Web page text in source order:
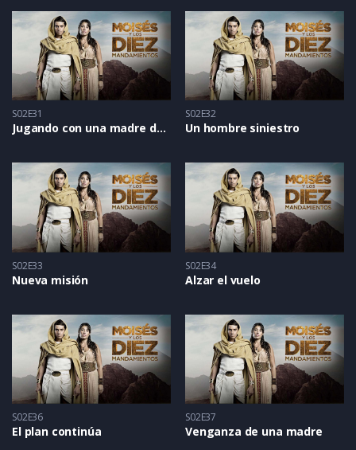
S02E31
Jugando con una madre dolida
S02E32
Un hombre siniestro
S02E33
Nueva misión
S02E34
Alzar el vuelo
S02E36
El plan continúa
S02E37
Venganza de una madre